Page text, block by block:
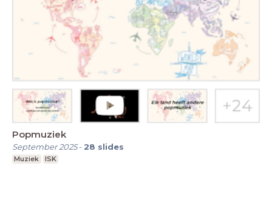
Popmuziek
September 2025- 28 slides
Muziek ISK